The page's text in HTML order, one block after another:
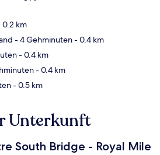
0.2 km
- 4 Gehminuten- 0.4 km
- 0.4 km
- 0.4 km
- 0.5 km
Unterkunft
South Bridge - Royal Mile